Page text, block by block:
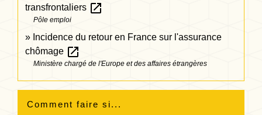
transfrontaliers open_in_new
Pôle emploi
Incidence du retour en France sur l'assurance
chômage open_in_new
Ministère chargé de l'Europe et des affaires étrangères
Comment faire si...